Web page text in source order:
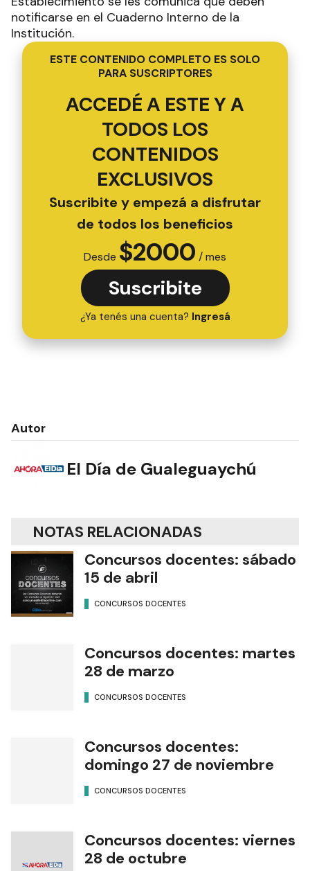
notificarse en el Cuaderno Interno de la
Institución.
ESTE CONTENIDO COMPLETO ES SOLO
PARA SUSCRIPTORES
ACCEDÉ A ESTE Y A
TODOS LOS
CONTENIDOS
EXCLUSIVOS
Suscribite y empezá a disfrutar
de todos los beneficios
Desde $2000 / mes
Suscribite
¿Ya tenés una cuenta? Ingresá
Autor
El Día de Gualeguaychú
NOTAS RELACIONADAS
Concursos docentes: sábado
15 de abril
CONCURSOS DOCENTES
Concursos docentes: martes
28 de marzo
CONCURSOS DOCENTES
Concursos docentes:
domingo 27 de noviembre
CONCURSOS DOCENTES
Concursos docentes: viernes
28 de octubre